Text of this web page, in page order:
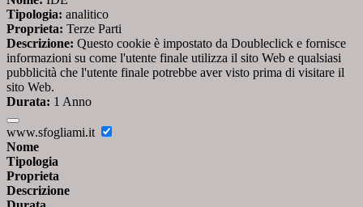
Tipologia: analitico
Proprieta: Terze Parti
Descrizione: Questo cookie è impostato da Doubleclick e fornisce
informazioni su come l'utente finale utilizza il sito Web e qualsiasi
pubblicità che l'utente finale potrebbe aver visto prima di visitare il
sito Web.
Durata: 1 Anno
www.sfogliami.it
Nome
Tipologia
Proprieta
Descrizione